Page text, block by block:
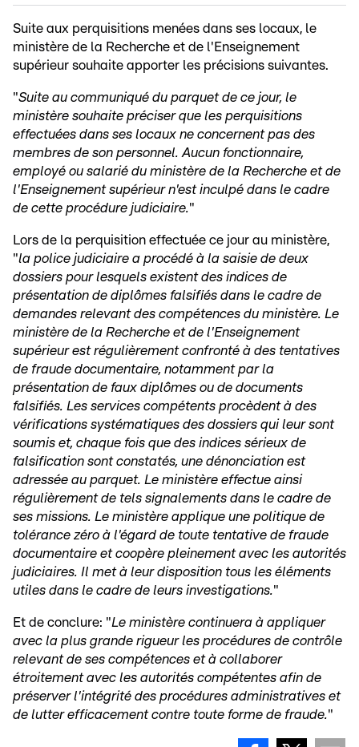
Suite aux perquisitions menées dans ses locaux, le
ministère de la Recherche et de l'Enseignement
supérieur souhaite apporter les précisions suivantes.
"Suite au communiqué du parquet de ce jour, le
ministère souhaite préciser que les perquisitions
effectuées dans ses locaux ne concernent pas des
membres de son personnel. Aucun fonctionnaire,
employé ou salarié du ministère de la Recherche et de
l'Enseignement supérieur n'est inculpé dans le cadre
de cette procédure judiciaire."
Lors de la perquisition effectuée ce jour au ministère,
"la police judiciaire a procédé à la saisie de deux
dossiers pour lesquels existent des indices de
présentation de diplômes falsifiés dans le cadre de
demandes relevant des compétences du ministère. Le
ministère de la Recherche et de l'Enseignement
supérieur est régulièrement confronté à des tentatives
de fraude documentaire, notamment par la
présentation de faux diplômes ou de documents
falsifiés. Les services compétents procèdent à des
vérifications systématiques des dossiers qui leur sont
soumis et, chaque fois que des indices sérieux de
falsification sont constatés, une dénonciation est
adressée au parquet. Le ministère effectue ainsi
régulièrement de tels signalements dans le cadre de
ses missions. Le ministère applique une politique de
tolérance zéro à l'égard de toute tentative de fraude
documentaire et coopère pleinement avec les autorités
judiciaires. Il met à leur disposition tous les éléments
utiles dans le cadre de leurs investigations."
Et de conclure: "Le ministère continuera à appliquer
avec la plus grande rigueur les procédures de contrôle
relevant de ses compétences et à collaborer
étroitement avec les autorités compétentes afin de
préserver l'intégrité des procédures administratives et
de lutter efficacement contre toute forme de fraude."